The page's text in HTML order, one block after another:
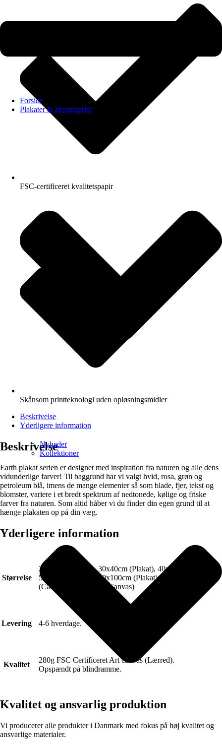
Forside
Plakater & lærredsprint
Nyheder
Kollektioner
FSC-certificeret kvalitetspapir
Skånsom printteknologi uden opløsningsmidler
Beskrivelse
Yderligere information
Beskrivelse
Earth plakat serien er designet med inspiration fra naturen og alle dens
vidunderlige farver! Til baggrund har vi valgt hvid, rosa, grøn og
petroleum blå, imens de mange elementer så som blade, fjer, tekst og
blomster, variere i et bredt spektrum af nedtonede, kølige og friske
farver fra naturen. Som altid håber vi du finder din egen grund til at
hænge plakaten op på din væg.
Yderligere information
Størrelse
21x30cm (Plakat), 30x40cm (Plakat), 40x50cm (Plakat),
50x70cm (Plakat), 70x100cm (Plakat), 50x70cm
(Canvas), 70x100cm (Canvas)
Levering 4-6 hverdage.
Kvalitet
280g FSC Certificeret Art canvas (Lærred).
Opspændt på blindramme.
Kvalitet og ansvarlig produktion
Vi producerer alle produkter i Danmark med fokus på høj kvalitet og
ansvarlige materialer.